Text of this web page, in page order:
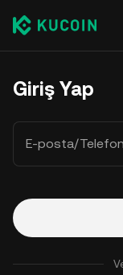
Giriş Yap
E-posta/Telefon